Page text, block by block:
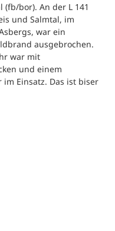
(fb/bor). An der L 141
und Salmtal, im
war ein
ausgebrochen.
war mit
und einem
im Einsatz. Das ist biser